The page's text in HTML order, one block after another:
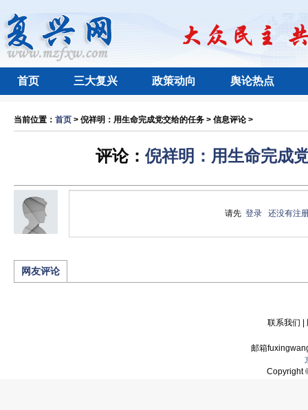
首页 三大复兴 政策动向 舆论热点
当前位置： 首页 > 倪祥明：用生命完成党交给的任务 > 信息评论 >
评论： 倪祥明：用生命完成
请先登录 还没有注
网友评论
联系我们
邮箱
Copyright